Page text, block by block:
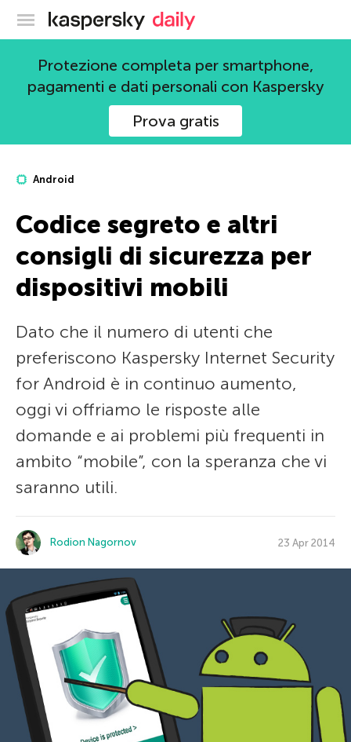
Blog ufficiale di Kaspersky
Protezione completa per smartphone,
pagamenti e dati personali con Kaspersky
Prova gratis
Android
Codice segreto e altri
consigli di sicurezza per
dispositivi mobili
Dato che il numero di utenti che
preferiscono Kaspersky Internet Security
for Android è in continuo aumento,
oggi vi offriamo le risposte alle
domande e ai problemi più frequenti in
ambito “mobile”, con la speranza che vi
saranno utili.
Rodion Nagornov 23 Apr 2014